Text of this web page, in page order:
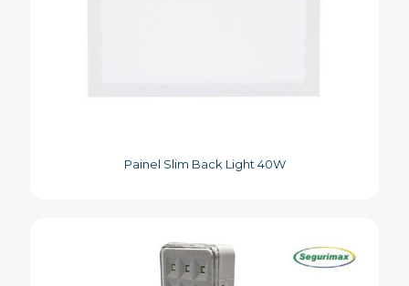
Painel Slim Back Light 40W